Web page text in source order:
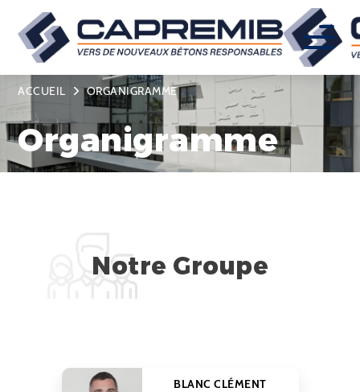
ACCUEIL ORGANIGRAMME
Organigramme
Notre Groupe
BLANC CLÉMENT